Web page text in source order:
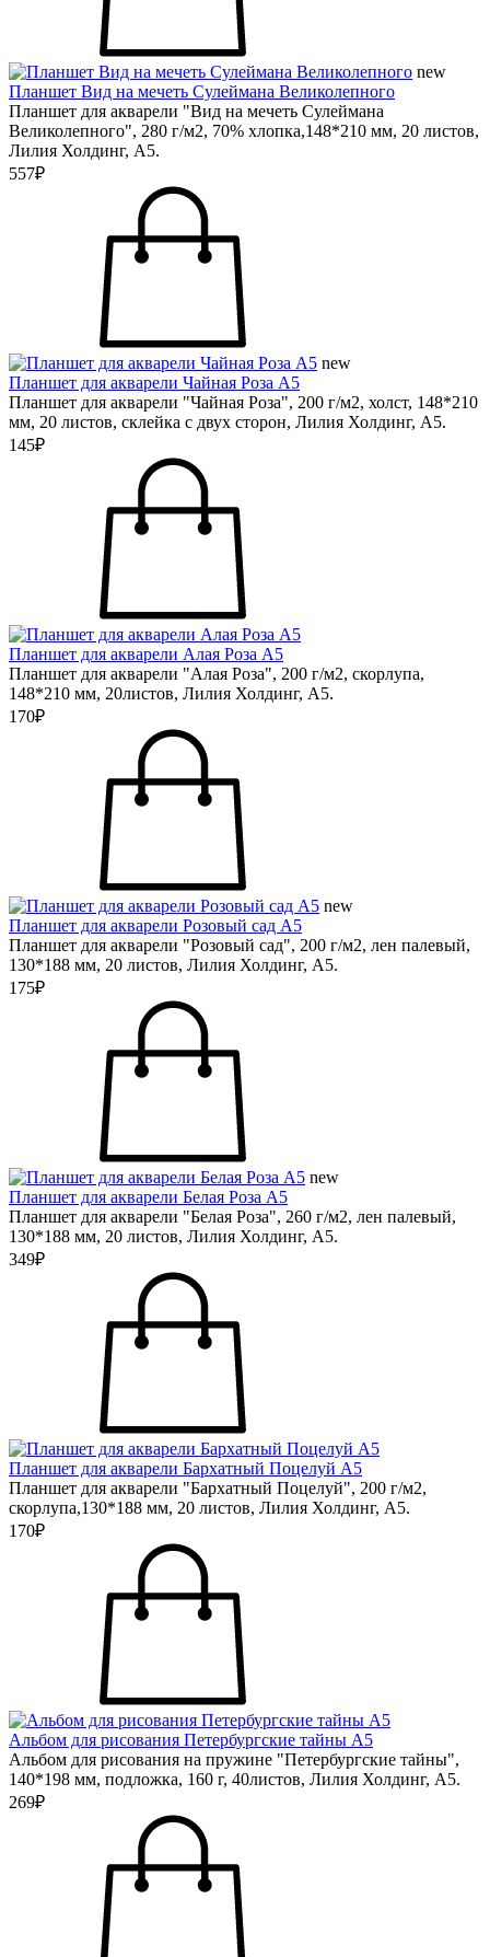
new
Планшет Вид на мечеть Сулеймана Великолепного
Планшет для акварели "Вид на мечеть Сулеймана
Великолепного", 280 г/м2, 70% хлопка,148*210 мм, 20 листов,
Лилия Холдинг, А5.
557₽
new
Планшет для акварели Чайная Роза А5
Планшет для акварели "Чайная Роза", 200 г/м2, холст, 148*210
мм, 20 листов, склейка с двух сторон, Лилия Холдинг, А5.
145₽
Планшет для акварели Алая Роза А5
Планшет для акварели "Алая Роза", 200 г/м2, скорлупа,
148*210 мм, 20листов, Лилия Холдинг, А5.
170₽
new
Планшет для акварели Розовый сад А5
Планшет для акварели "Розовый сад", 200 г/м2, лен палевый,
130*188 мм, 20 листов, Лилия Холдинг, А5.
175₽
new
Планшет для акварели Белая Роза А5
Планшет для акварели "Белая Роза", 260 г/м2, лен палевый,
130*188 мм, 20 листов, Лилия Холдинг, А5.
349₽
Планшет для акварели Бархатный Поцелуй А5
Планшет для акварели "Бархатный Поцелуй", 200 г/м2,
скорлупа,130*188 мм, 20 листов, Лилия Холдинг, А5.
170₽
Альбом для рисования Петербургские тайны А5
Альбом для рисования на пружине "Петербургские тайны",
140*198 мм, подложка, 160 г, 40листов, Лилия Холдинг, А5.
269₽